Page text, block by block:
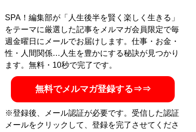
SPA！編集部が「人生後半を賢く楽しく生きる」
をテーマに厳選した記事をメルマガ会員限定で毎
週金曜日にメールでお届けします。仕事・お金・
性・人間関係…人生を豊かにする秘訣が見つかり
ます。無料・10秒で完了です。
無料でメルマガ登録する⇒⇒
※登録後、メール認証が必要です。受信した認証
メールをクリックして、登録を完了させてくださ